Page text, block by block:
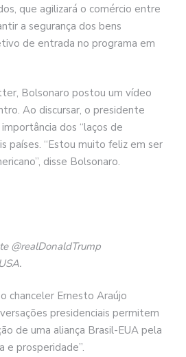
que agilizará o comércio entre
a segurança dos bens
de entrada no programa em
Bolsonaro postou um vídeo
Ao discursar, o presidente
dos “laços de
países. “Estou muito feliz em ser
disse Bolsonaro.
@realDonaldTrump
chanceler Ernesto Araújo
presidenciais permitem
de uma aliança Brasil-EUA pela
e prosperidade”.